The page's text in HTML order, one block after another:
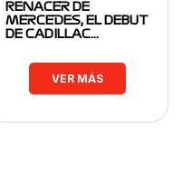
RENACER DE
MERCEDES, EL DEBUT
DE CADILLAC…
VER MÁS